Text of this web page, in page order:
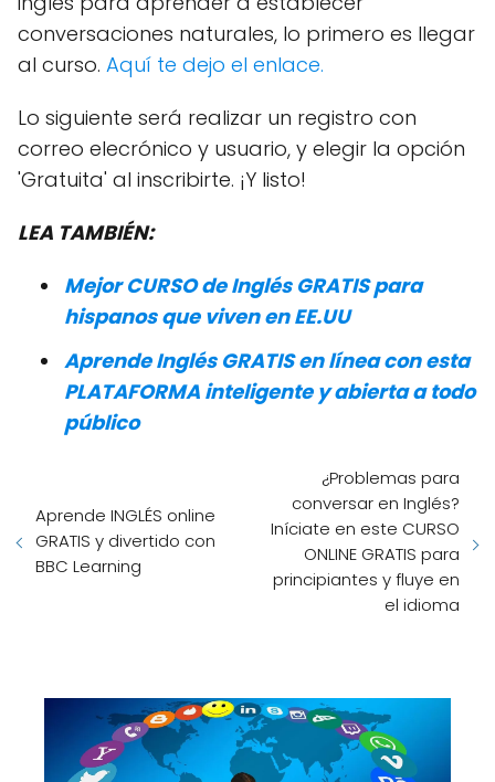
conversaciones naturales, lo primero es llegar
al curso. Aquí te dejo el enlace.
Lo siguiente será realizar un registro con
correo elecrónico y usuario, y elegir la opción
'Gratuita' al inscribirte. ¡Y listo!
LEA TAMBIÉN:
Mejor CURSO de Inglés GRATIS para
hispanos que viven en EE.UU
Aprende Inglés GRATIS en línea con esta
PLATAFORMA inteligente y abierta a todo
público
Aprende INGLÉS online
GRATIS y divertido con
BBC Learning
¿Problemas para
conversar en Inglés?
Iníciate en este CURSO
ONLINE GRATIS para
principiantes y fluye en
el idioma